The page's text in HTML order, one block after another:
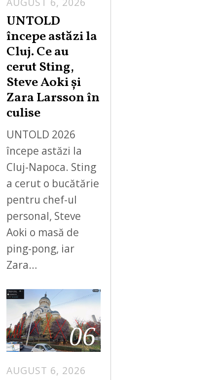
UNTOLD
începe astăzi la
Cluj. Ce au
cerut Sting,
Steve Aoki și
Zara Larsson în
culise
UNTOLD 2026
începe astăzi la
Cluj-Napoca. Sting
a cerut o bucătărie
pentru chef-ul
personal, Steve
Aoki o masă de
ping-pong, iar
Zara…
06
AUGUST 6, 2026